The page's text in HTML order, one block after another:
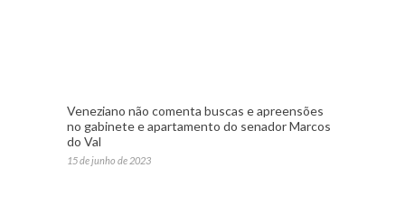
Veneziano não comenta buscas e apreensões
no gabinete e apartamento do senador Marcos
do Val
15 de junho de 2023